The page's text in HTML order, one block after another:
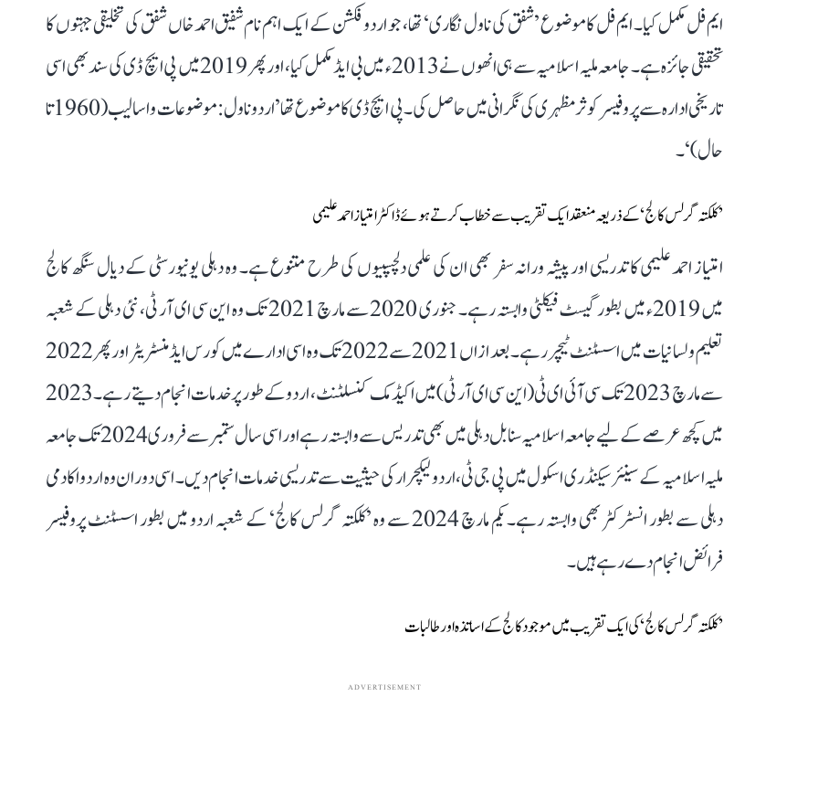
ایم فل مکمل کیا۔ ایم فل کا موضوع ’شفق کی ناول نگاری‘ تھا، جو اردو فکشن کے ایک اہم نام شفیق احمد خاں شفق کی تخلیقی جہتوں کا
تحقیقی جائزہ ہے۔ جامعہ ملیہ اسلامیہ سے ہی انھوں نے 2013ء میں بی ایڈ مکمل کیا، اور پھر 2019 میں پی ایچ ڈی کی سند بھی اسی
تاریخی ادارہ سے پروفیسر کوثر مظہری کی نگرانی میں حاصل کی۔ پی ایچ ڈی کا موضوع تھا ’اردو ناول: موضوعات و اسالیب (1960 تا
حال)‘۔
’کلکتہ گرلس کالج‘ کے ذریعہ منعقد ایک تقریب سے خطاب کرتے ہوئے ڈاکٹر امتیاز احمد علیمی
امتیاز احمد علیمی کا تدریسی اور پیشہ ورانہ سفر بھی ان کی علمی دلچسپیوں کی طرح متنوع ہے۔ وہ دہلی یونیورسٹی کے دیال سنگھ کالج
میں 2019ء میں بطور گیسٹ فیکلٹی وابستہ رہے۔ جنوری 2020 سے مارچ 2021 تک وہ این سی ای آر ٹی، نئی دہلی کے شعبہ
تعلیم و لسانیات میں اسسٹنٹ ٹیچر رہے۔ بعد ازاں 2021 سے 2022 تک وہ اسی ادارے میں کورس ایڈمنسٹریٹر اور پھر 2022
سے مارچ 2023 تک سی آئی ای ٹی (این سی ای آر ٹی) میں اکیڈمک کنسلٹنٹ، اردو کے طور پر خدمات انجام دیتے رہے۔ 2023
میں کچھ عرصے کے لیے جامعہ اسلامیہ سنابل دہلی میں بھی تدریس سے وابستہ رہے اور اسی سال ستمبر سے فروری 2024 تک جامعہ
ملیہ اسلامیہ کے سینئر سیکنڈری اسکول میں پی جی ٹی، اردو لیکچرار کی حیثیت سے تدریسی خدمات انجام دیں۔ اسی دوران وہ اردو اکادمی
دہلی سے بطور انسٹرکٹر بھی وابستہ رہے۔ یکم مارچ 2024 سے وہ ’کلکتہ گرلس کالج‘ کے شعبہ اردو میں بطور اسسٹنٹ پروفیسر
فرائض انجام دے رہے ہیں۔
’کلکتہ گرلس کالج‘ کی ایک تقریب میں موجود کالج کے اساتذہ اور طالبات
ADVERTISEMENT